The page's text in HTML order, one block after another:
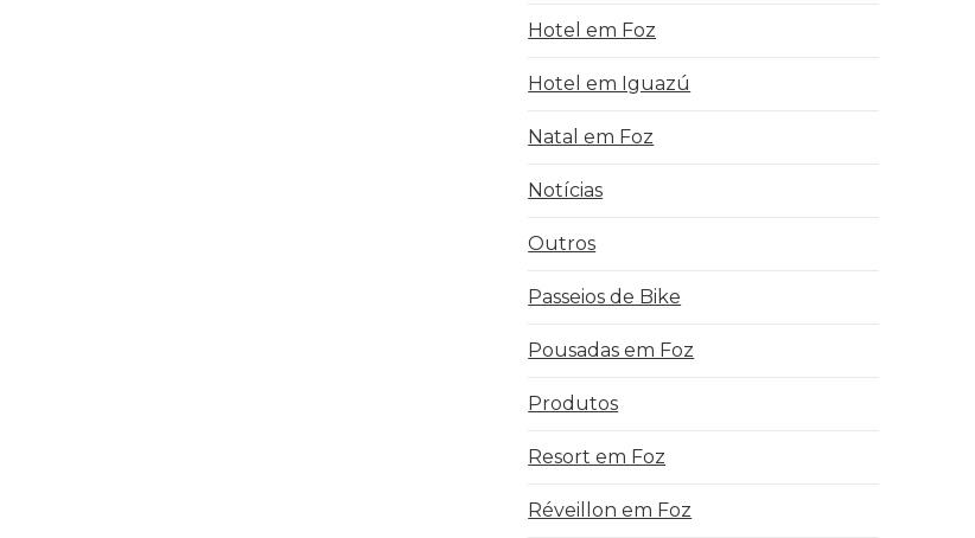
Hotel em Foz
Hotel em Iguazú
Natal em Foz
Notícias
Outros
Passeios de Bike
Pousadas em Foz
Produtos
Resort em Foz
Réveillon em Foz